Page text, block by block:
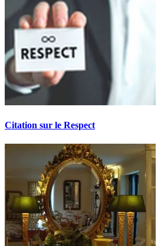
Citation sur le Respect